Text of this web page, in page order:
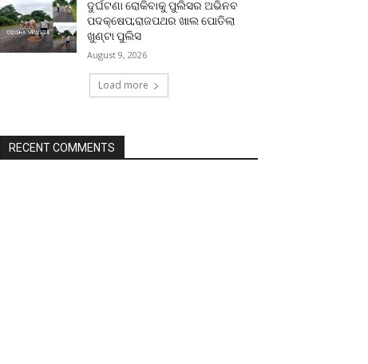
ଦୁର୍ଘଟଣା ରୋକିବାକୁ ପୁଲିସର ଅଭିନବ
ପଦକ୍ଷେପ;ରାଜପଥର ଖାଲ ପୋତିଲା
ଖୁଣ୍ଟା ପୁଲିସ
August 9, 2026
Load more
RECENT COMMENTS